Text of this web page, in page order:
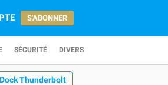
S'ABONNER
SÉCURITÉ DIVERS
Dock Thunderbolt